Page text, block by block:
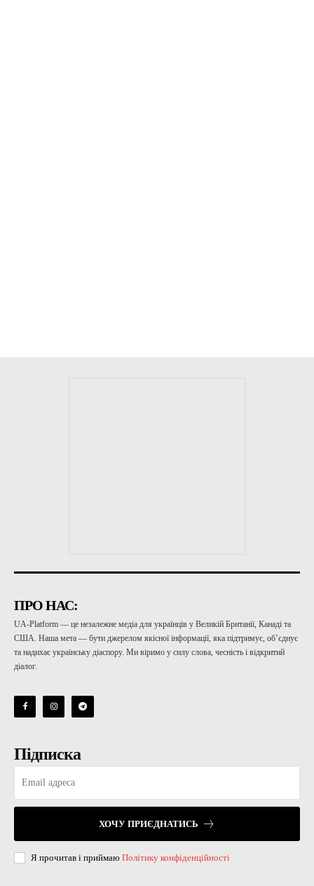
ПРО НАС:
UA-Platform — це незалежне медіа для українців у Великій Британії, Канаді та
США. Наша мета — бути джерелом якісної інформації, яка підтримує, об’єднує
та надихає українську діаспору. Ми віримо у силу слова, чесність і відкритий
діалог.
Підписка
ХОЧУ ПРИЄДНАТИСЬ
Я прочитав і приймаю Політику конфіденційності